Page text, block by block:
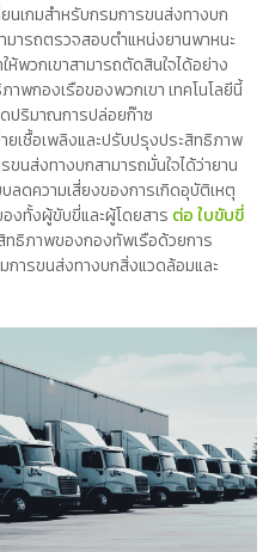
นเกมสำหรับกรมการขนส่งทางบก
มารถตรวจสอบตำแหน่งยานพาหนะ
ห้พวกเขาสามารถตัดสินใจได้อย่าง
พกองเรือของพวกเขา เทคโนโลยีนี้
ปริมาณการปล่อยก๊าซ
ยเชื้อเพลิงและปรับปรุงประสิทธิภาพ
นส่งทางบกสามารถมั่นใจได้ว่ายาน
ลดความเสี่ยงของการเกิดอุบัติเหตุ
งทั้งผู้ขับขี่และผู้โดยสาร ต่อ ใบขับขี่
ทธิภาพของกองทัพเรือด้วยการ
การขนส่งทางบกสิ่งแวดล้อมและ